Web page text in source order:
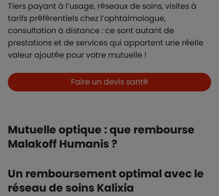
Tiers payant à l’usage, réseaux de soins, visites à
tarifs préférentiels chez l’ophtalmologue,
consultation à distance : ce sont autant de
prestations et de services qui apportent une réelle
valeur ajoutée pour votre mutuelle !
Boutons et liensFaire un devis santé
Mutuelle optique : que rembourse
Malakoff Humanis ?
Un remboursement optimal avec le
réseau de soins Kalixia